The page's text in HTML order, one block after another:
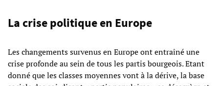
La crise politique en Europe
Les changements survenus en Europe ont entraîné une
crise profonde au sein de tous les partis bourgeois. Etant
donné que les classes moyennes vont à la dérive, la base